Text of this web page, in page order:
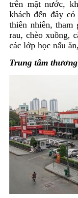
trên mặt nước,
khách đến đây
thiên nhiên, tham
rau, chèo xuồng,
các lớp học nấu
Trung tâm